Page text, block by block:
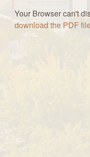
Your Browser can't
download the PDF